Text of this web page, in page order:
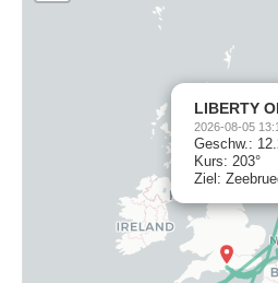
LIBERTY
2026-08-05
Geschw.:
Kurs: 203°
Ziel: